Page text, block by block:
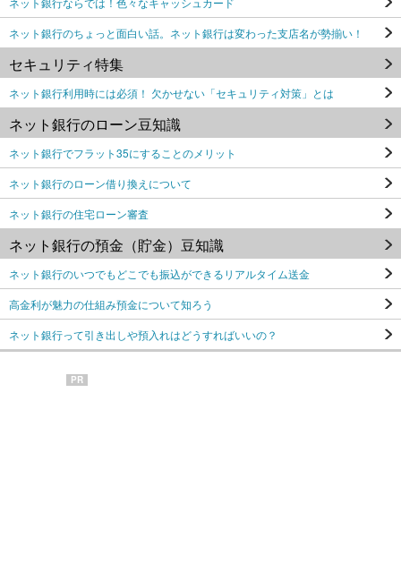
ネット銀行のちょっと面白い話。ネット銀行は変わった支店名が勢揃い！
セキュリティ特集
ネット銀行利用時には必須！ 欠かせない「セキュリティ対策」とは
ネット銀行のローン豆知識
ネット銀行でフラット35にすることのメリット
ネット銀行のローン借り換えについて
ネット銀行の住宅ローン審査
ネット銀行の預金（貯金）豆知識
ネット銀行のいつでもどこでも振込ができるリアルタイム送金
高金利が魅力の仕組み預金について知ろう
ネット銀行って引き出しや預入れはどうすればいいの？
PR